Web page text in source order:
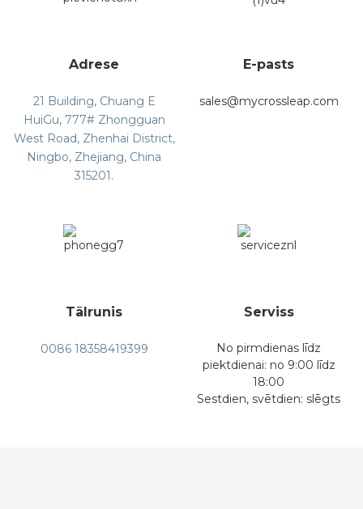
Adrese
21 Building, Chuang E
HuiGu, 777# Zhongguan
West Road, Zhenhai District,
Ningbo, Zhejiang, China
315201.
E-pasts
sales@mycrossleap.com
Tālrunis
0086 18358419399
Serviss
No pirmdienas līdz
piektdienai: no 9:00 līdz
18:00
Sestdien, svētdien: slēgts